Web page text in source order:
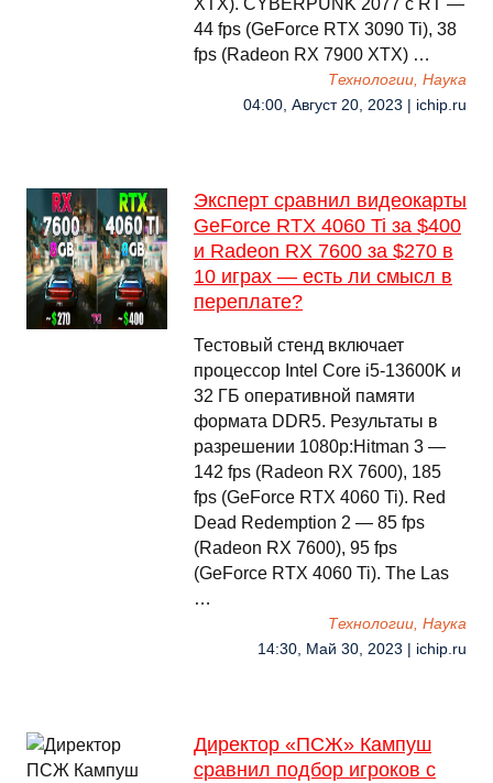
XTX). CYBERPUNK 2077 с RT —
44 fps (GeForce RTX 3090 Ti), 38
fps (Radeon RX 7900 XTX) …
Технологии, Наука
04:00, Август 20, 2023 | ichip.ru
Эксперт сравнил видеокарты
GeForce RTX 4060 Ti за $400
и Radeon RX 7600 за $270 в
10 играх — есть ли смысл в
переплате?
Тестовый стенд включает
процессор Intel Core i5-13600K и
32 ГБ оперативной памяти
формата DDR5. Результаты в
разрешении 1080p:Hitman 3 —
142 fps (Radeon RX 7600), 185
fps (GeForce RTX 4060 Ti). Red
Dead Redemption 2 — 85 fps
(Radeon RX 7600), 95 fps
(GeForce RTX 4060 Ti). The Las
…
Технологии, Наука
14:30, Май 30, 2023 | ichip.ru
Директор «ПСЖ» Кампуш
сравнил подбор игроков с